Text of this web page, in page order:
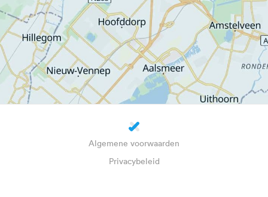
Algemene voorwaarden
Privacybeleid